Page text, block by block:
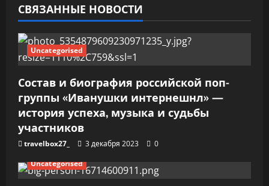
з
а
п
и
с
я
м
СВЯЗАННЫЕ НОВОСТИ
Uncategorised
Состав и биография российской поп-
группы «Иванушки интернешнл» —
история успеха, музыка и судьбы
участников
travelbox27_ 3 декабря 2023
0
Uncategorised